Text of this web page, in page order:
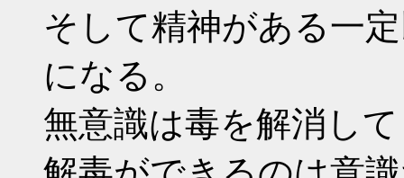
そして精神がある一
になる。
無意識は毒を解消し